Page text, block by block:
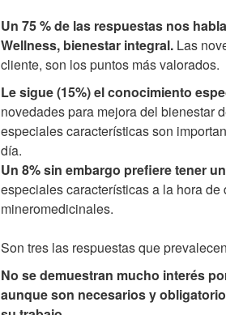
Un 75 % de las respuestas nos
Wellness, bienestar integral. Las
cliente, son los puntos más valorados.
Le sigue (15%) el conocimiento
novedades para mejora del bienestar
especiales características son
día.
Un 8% sin embargo prefiere tener
especiales características a la hora
mineromedicinales.
Son tres las respuestas que
No se demuestran mucho interés
aunque son necesarios y